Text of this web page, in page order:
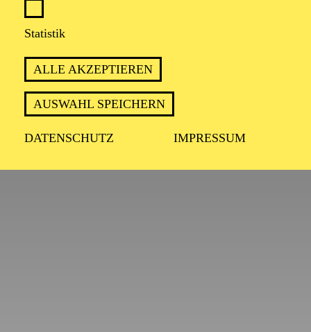
Statistik
ALLE AKZEPTIEREN
AUSWAHL SPEICHERN
DATENSCHUTZ IMPRESSUM